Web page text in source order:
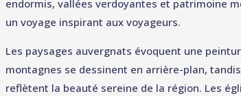
endormis, vallées verdoyantes et patrimoine
un voyage inspirant aux voyageurs.
Les paysages auvergnats évoquent une
montagnes se dessinent en arrière-plan,
reflètent la beauté sereine de la région. Les